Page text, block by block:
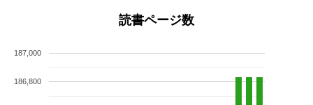
読書ページ数
186,800
187,000